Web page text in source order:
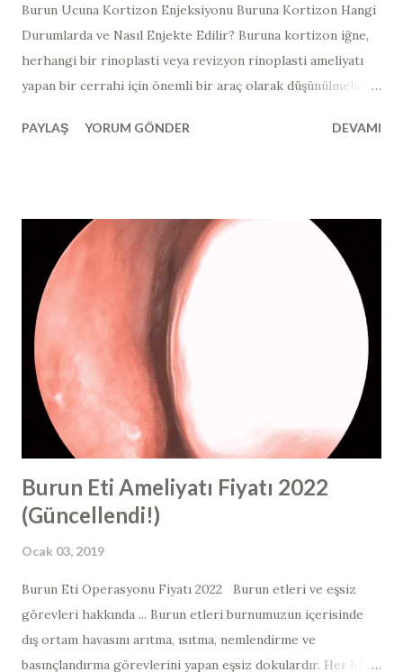
Burun Ucuna Kortizon Enjeksiyonu Buruna Kortizon Hangi
Durumlarda ve Nasıl Enjekte Edilir? Buruna kortizon iğne,
herhangi bir rinoplasti veya revizyon rinoplasti ameliyatı
yapan bir cerrahi için önemli bir araç olarak düşünülmelidir.
ameliyatı yapılan ve ameliyat sonrası ve 3 ay sonraki burun
Kortikosteroidleri, anabolik steroidler ile karıştırmayın!
Burun estetiği ve burun ameliyatı dünyasında steroid
terimini kullandığımızda, çok spesifik bir steroid türünden
bahsediyoruz. “Steroid” kelimesi, vücut geliştiricilerinde
artmış kas büyümesi için kullanılan bir hormondur ve
aslında bu vücut kitlesini oluşturmak için kullanılan, anabolik
bir steroid adı verilen farklı bir steroid tipini ifade eder.
Rinoplasti ve revizyon rinoplasti sonrasında " buru...
PAYLAŞ YORUM GÖNDER DEVAMI
Burun Eti Ameliyatı Fiyatı 2022
(Güncellendi!)
Ocak 03, 2019
Burun Eti Operasyonu Fiyatı 2022 Burun etleri ve eşsiz
görevleri hakkında ... Burun etleri burnumuzun içerisinde
dış ortam havasını arıtma, ısıtma, nemlendirme ve
basınçlandırma görevlerini yapan eşsiz dokulardır. Her bir